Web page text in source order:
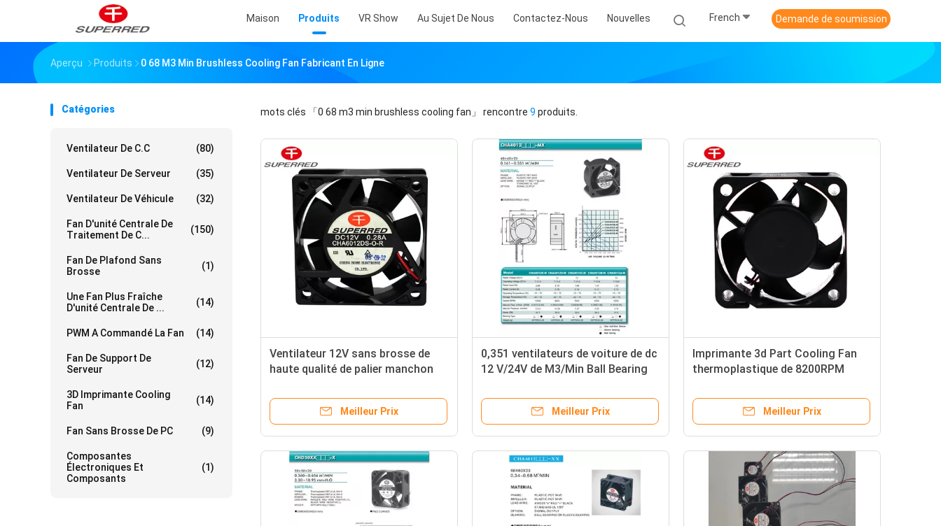
Maison Produits VR Show Au Sujet De Nous Contactez-Nous Nouvelles French Demande de soumission
Aperçu Produits 0 68 M3 Min Brushless Cooling Fan Fabricant En Ligne
Catégories
Ventilateur De C.C (80)
Ventilateur De Serveur (35)
Ventilateur De Véhicule (32)
Fan D'unité Centrale De
Traitement De C...
(150)
Fan De Plafond Sans
Brosse
(1)
Une Fan Plus Fraîche
D'unité Centrale De ...
(14)
PWM A Commandé La Fan (14)
Fan De Support De
Serveur
(12)
3D Imprimante Cooling
Fan
(14)
Fan Sans Brosse De PC (9)
Composantes
Électroniques Et
Composants
(1)
mots clés 「0 68 m3 min brushless cooling fan」 rencontre 9 produits.
Ventilateur 12V sans brosse de
haute qualité de palier manchon
Meilleur Prix
0,351 ventilateurs de voiture de dc
12 V/24V de M3/Min Ball Bearing
Meilleur Prix
Imprimante 3d Part Cooling Fan
thermoplastique de 8200RPM
Meilleur Prix